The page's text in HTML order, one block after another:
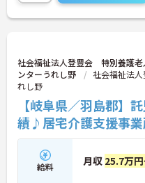
社会福祉法人登豊会 特別養護老
ンターうれし野
社会福祉法
れし野
【岐阜県／羽島郡】
績♪居宅介護支援事
給料 月収 25.7万